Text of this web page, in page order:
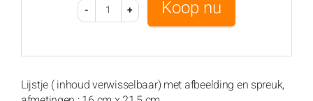
- +
Lijstje ( inhoud verwisselbaar) met afbeelding en spreuk,